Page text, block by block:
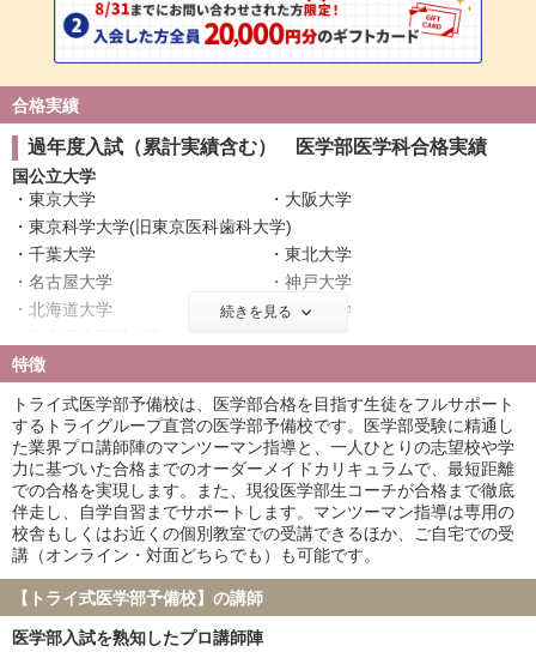
合格実績
過年度入試（累計実績含む） 医学部医学科合格実績
国公立大学
東京大学
大阪大学
東京科学大学(旧東京医科歯科大学)
千葉大学
東北大学
名古屋大学
神戸大学
北海道大学
広島大学
名古屋市立大学
金沢大学
浜松医科大学
滋賀医科大学
長崎大学
群馬大学
富山大学
岐阜大学
鹿児島大学
山口大学
愛媛大学
香川大学
福井大学
弘前大学
琉球大学
札幌医科大学
大分大学
鳥取大学
徳島大学
旭川医科大学
続きを見る
特徴
トライ式医学部予備校は、医学部合格を目指す生徒をフルサポート
するトライグループ直営の医学部予備校です。医学部受験に精通し
た業界プロ講師陣のマンツーマン指導と、一人ひとりの志望校や学
力に基づいた合格までのオーダーメイドカリキュラムで、最短距離
での合格を実現します。また、現役医学部生コーチが合格まで徹底
伴走し、自学自習までサポートします。マンツーマン指導は専用の
校舎もしくはお近くの個別教室での受講できるほか、ご自宅での受
講（オンライン・対面どちらでも）も可能です。
【トライ式医学部予備校】の講師
医学部入試を熟知したプロ講師陣